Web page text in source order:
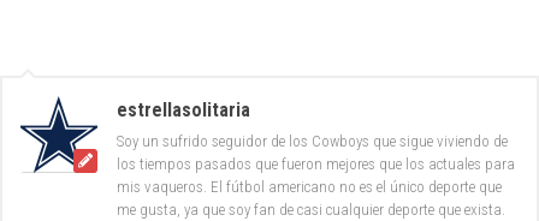
estrellasolitaria
Soy un sufrido seguidor de los Cowboys que sigue viviendo de
los tiempos pasados que fueron mejores que los actuales para
mis vaqueros. El fútbol americano no es el único deporte que
me gusta, ya que soy fan de casi cualquier deporte que exista.